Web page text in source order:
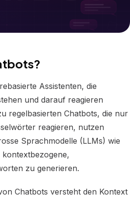
Assistenten, die
und darauf reagieren
regelbasierten Chatbots, die nur
reagieren, nutzen
Sprachmodelle (LLMs) wie
zu generieren.
Chatbots versteht den Kontext